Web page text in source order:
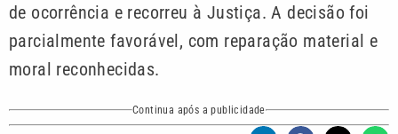
de ocorrência e recorreu à Justiça. A decisão foi
parcialmente favorável, com reparação material e
moral reconhecidas.
Continua após a publicidade